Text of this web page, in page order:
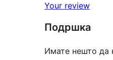
Your review
Подршка
Имате нешто да